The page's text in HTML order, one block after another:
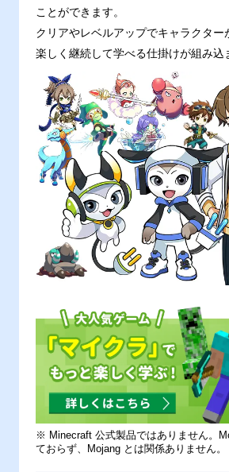
ことができます。
クリアやレベルアップでキャラクター
楽しく継続して学べる仕掛けが組み込
※ Minecraft 公式製品ではありません。
ておらず、Mojang とは関係ありません。